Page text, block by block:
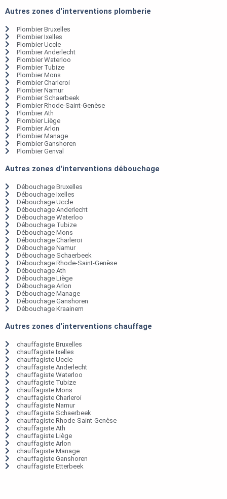
Autres zones d'interventions plomberie
Plombier Bruxelles
Plombier Ixelles
Plombier Uccle
Plombier Anderlecht
Plombier Waterloo
Plombier Tubize
Plombier Mons
Plombier Charleroi
Plombier Namur
Plombier Schaerbeek
Plombier Rhode-Saint-Genèse
Plombier Ath
Plombier Liège
Plombier Arlon
Plombier Manage
Plombier Ganshoren
Plombier Genval
Autres zones d'interventions débouchage
Débouchage Bruxelles
Débouchage Ixelles
Débouchage Uccle
Débouchage Anderlecht
Débouchage Waterloo
Débouchage Tubize
Débouchage Mons
Débouchage Charleroi
Débouchage Namur
Débouchage Schaerbeek
Débouchage Rhode-Saint-Genèse
Débouchage Ath
Débouchage Liège
Débouchage Arlon
Débouchage Manage
Débouchage Ganshoren
Débouchage Kraainem
Autres zones d'interventions chauffage
chauffagiste Bruxelles
chauffagiste Ixelles
chauffagiste Uccle
chauffagiste Anderlecht
chauffagiste Waterloo
chauffagiste Tubize
chauffagiste Mons
chauffagiste Charleroi
chauffagiste Namur
chauffagiste Schaerbeek
chauffagiste Rhode-Saint-Genèse
chauffagiste Ath
chauffagiste Liège
chauffagiste Arlon
chauffagiste Manage
chauffagiste Ganshoren
chauffagiste Etterbeek